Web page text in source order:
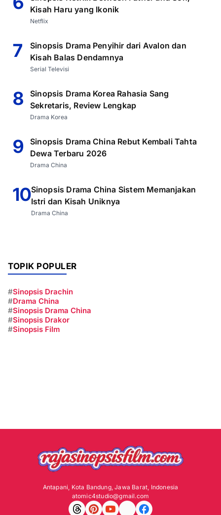
Kisah Haru yang Ikonik
Netflix
7
Sinopsis Drama Penyihir dari Avalon dan
Kisah Balas Dendamnya
Serial Televisi
8
Sinopsis Drama Korea Rahasia Sang
Sekretaris, Review Lengkap
Drama Korea
9
Sinopsis Drama China Rebut Kembali Tahta
Dewa Terbaru 2026
Drama China
10Sinopsis Drama China Sistem Memanjakan
Istri dan Kisah Uniknya
Drama China
TOPIK POPULER
#Sinopsis Drachin
#Drama China
#Sinopsis Drama China
#Sinopsis Drakor
#Sinopsis Film
Antapani, Kota Bandung, Jawa Barat, Indonesia
atomic4studio@gmail.com